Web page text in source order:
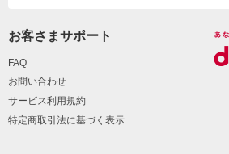
お客さまサポート
FAQ
お問い合わせ
サービス利用規約
特定商取引法に基づく表示